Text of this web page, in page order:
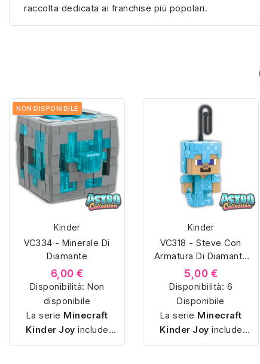
raccolta dedicata ai franchise più popolari.
NON DISPONIBILE
Kinder
VC334 - Minerale Di
Diamante
6,00 €
Disponibilità: Non
disponibile
La serie Minecraft
Kinder Joy include
piccole sorpresine
Kinder
VC318 - Steve Con
Armatura Di Diamante
(Graffetta)
5,00 €
Disponibilità: 6
Disponibile
La serie Minecraft
Kinder Joy include
piccole sorpresine